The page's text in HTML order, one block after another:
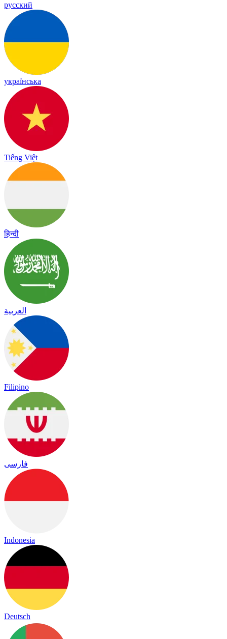
русский
українська
Tiếng Việt
हिन्दी
العربية
Filipino
فارسی
Indonesia
Deutsch